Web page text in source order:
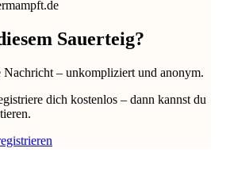
Sauerteig?
Nachricht – unkompliziert und anonym.
dich kostenlos – dann kannst du